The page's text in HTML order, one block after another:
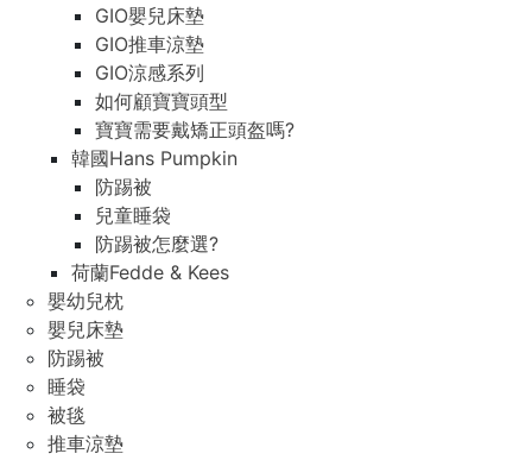
GIO嬰兒床墊
GIO推車涼墊
GIO涼感系列
如何顧寶寶頭型
寶寶需要戴矯正頭盔嗎?
韓國Hans Pumpkin
防踢被
兒童睡袋
防踢被怎麼選?
荷蘭Fedde & Kees
嬰幼兒枕
嬰兒床墊
防踢被
睡袋
被毯
推車涼墊